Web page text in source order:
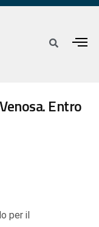
Entro
per il